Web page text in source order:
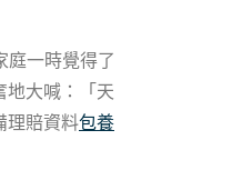
庭一時覺得了
地大喊：「天
理賠資料包養